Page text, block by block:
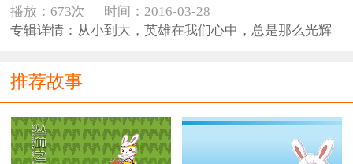
播放：673次
时间：2016-03-28
专辑详情：从小到大，英雄在我们心中，总是那么光辉
正义的奥特曼，面对困难不畏惧，不逃脱，勇敢战斗。
不管如何，英雄们的故事总在我们心中。
推荐故事